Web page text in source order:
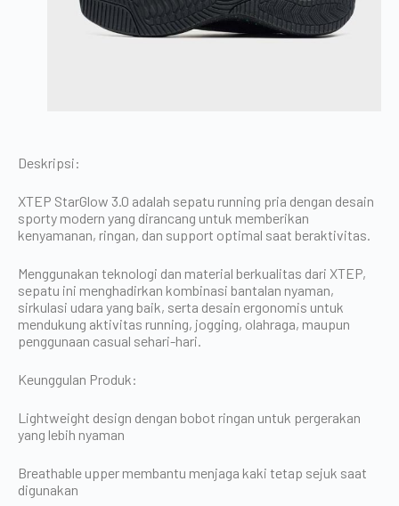
Deskripsi:
XTEP StarGlow 3.0 adalah sepatu running pria dengan desain
sporty modern yang dirancang untuk memberikan
kenyamanan, ringan, dan support optimal saat beraktivitas.
Menggunakan teknologi dan material berkualitas dari XTEP,
sepatu ini menghadirkan kombinasi bantalan nyaman,
sirkulasi udara yang baik, serta desain ergonomis untuk
mendukung aktivitas running, jogging, olahraga, maupun
penggunaan casual sehari-hari.
Keunggulan Produk:
Lightweight design dengan bobot ringan untuk pergerakan
yang lebih nyaman
Breathable upper membantu menjaga kaki tetap sejuk saat
digunakan